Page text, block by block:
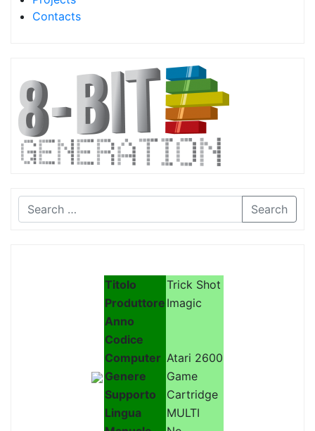
Contacts
Search
Titolo
Trick Shot
Produttore Imagic
Anno
Codice
Computer Atari 2600
Genere
Game
Supporto
Cartridge
Lingua
MULTI